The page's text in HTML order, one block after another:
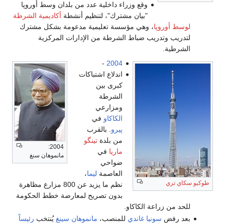
وقع وزراء داخلية عدد من بلدان وسط أوروپا
"بيان مشترك"، لتنظيم أنشطةأكاديمية الشرطة
مؤسسة تعليمية مدعومة بشكل مشترك
ضباط الشرطة من الإدارات المركزية
مانموهان سنغ
2004
-
اندلاع اشتباكات
كبرى بين
ومزارعي
في
. بالقرب
من بلدةتينگو
ماريا
في
ضواحي
العاصمةليما،
نظم ما يزيد عن 800 مزارع مظاهرة
بدون تصريح لمعارضة خطط الحكومة
للمنصب،مانموهان سينغيُنتخبرئيساً